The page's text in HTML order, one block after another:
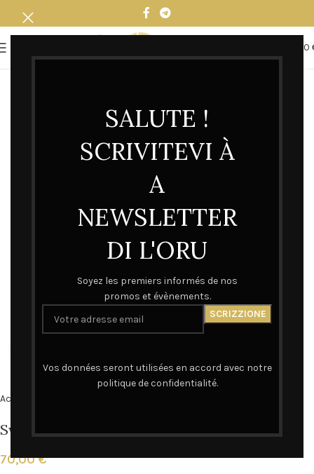
SALUTE !
SCRIVITEVI À
A
NEWSLETTER
DI L'ORU
Soyez les premiers informés de nos
promos et évènements.
Vos données seront utilisées en accord avec notre
politique de confidentialité.
0,00
Accueil
Sweat à capuche – Amicizia he senza vezzi
70,00€